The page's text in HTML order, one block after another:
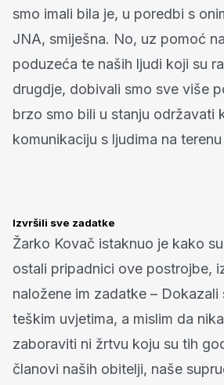
smo imali bila je, u poredbi s
JNA, smiješna. No, uz pomoć
poduzeća te naših ljudi koji su
drugdje, dobivali smo sve više
brzo smo bili u stanju održavati
komunikaciju s ljudima na
Izvršili sve zadatke
Žarko Kovač istaknuo je kako
ostali pripadnici ove postrojbe,
naložene im zadatke – Dokazali
teškim uvjetima, a mislim da
zaboraviti ni žrtvu koju su tih
članovi naših obitelji, naše